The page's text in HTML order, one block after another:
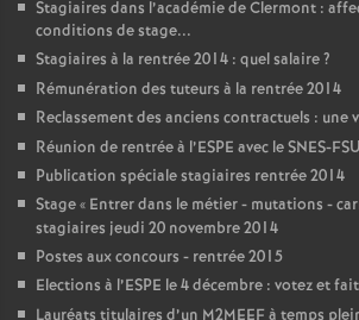
Stagiaires dans l’académie de Clermont :
conditions de stage...
Stagiaires à la rentrée 2014 : quel salaire?
Rémunération des tuteurs à la rentrée 2014
Reclassement des anciens contractuels : une
Réunion de rentrée à l’ESPE avec le SNES-FSU
Publication spéciale stagiaires rentrée 2014
Stage « Entrer dans le métier - mutations -
stagiaires jeudi 20 novembre 2014
Postes aux concours - rentrée 2015
Elections à l’ESPE le 4 décembre : votez et